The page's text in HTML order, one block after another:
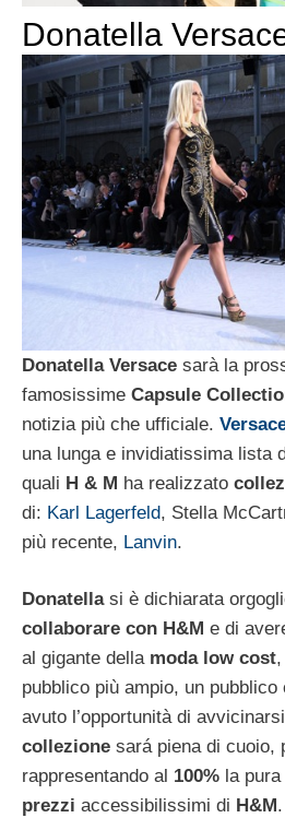
Donatella
Donatella Versace sarà la
famosissime Capsule
notizia più che ufficiale.
una lunga e invidiatissima lista
quali H & M ha realizzato
di: Karl Lagerfeld, Stella
più recente, Lanvin.
Donatellasi è dichiarata
collaborare con H&M e di
al gigante della moda low cost
pubblico più ampio, un
avuto l’opportunità di
collezione sará piena di cuoio,
rappresentando al 100% la
prezzi accessibilissimi di H&M.